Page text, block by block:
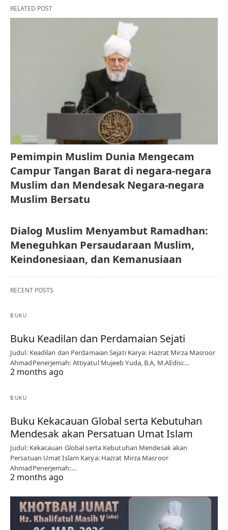
RELATED POST
Pemimpin Muslim Dunia Mengecam
Campur Tangan Barat di negara-negara
Muslim dan Mendesak Negara-negara
Muslim Bersatu
Dialog Muslim Menyambut Ramadhan:
Meneguhkan Persaudaraan Muslim,
Keindonesiaan, dan Kemanusiaan
RECENT POSTS
BUKU
Buku Keadilan dan Perdamaian Sejati
Judul: Keadilan dan Perdamaian Sejati Karya: Hazrat Mirza Masroor
AhmadPenerjemah: Attiyatul Mujeeb Yuda, B.A, M.AEdisi:…
2 months ago
BUKU
Buku Kekacauan Global serta Kebutuhan
Mendesak akan Persatuan Umat Islam
Judul: Kekacauan Global serta Kebutuhan Mendesak akan
Persatuan Umat Islam Karya: Hazrat Mirza Masroor
AhmadPenerjemah:…
2 months ago